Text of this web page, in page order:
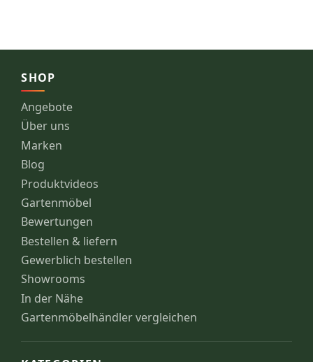
SHOP
Angebote
Über uns
Marken
Blog
Produktvideos
Gartenmöbel
Bewertungen
Bestellen & liefern
Gewerblich bestellen
Showrooms
In der Nähe
Gartenmöbelhändler vergleichen